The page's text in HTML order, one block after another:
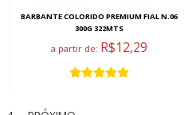
BARBANTE COLORIDO PREMIUM FIAL N.06
300G 322MTS
a partir de: R$12,29